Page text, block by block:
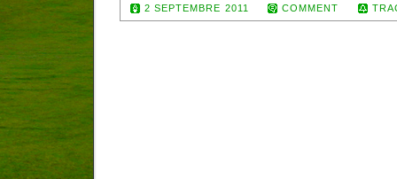
2 SEPTEMBRE 2011
COMMENT